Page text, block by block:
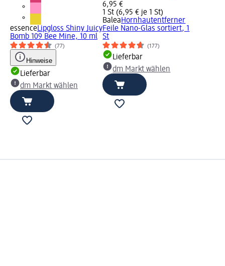
essenceLipgloss Shiny Juicy
Bomb 109 Bee Mine, 10 ml
(77)
Hinweise
Lieferbar
dm Markt wählen
6,95 €
1 St (6,95 € je 1 St)
BaleaHornhautentferner
Feile Nano-Glas sortiert, 1
St
(177)
Lieferbar
dm Markt wählen